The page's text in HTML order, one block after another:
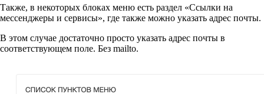
Также, в некоторых блоках меню есть раздел «Ссылки на
мессенджеры и сервисы», где также можно указать адрес почты.
В этом случае достаточно просто указать адрес почты в
соответствующем поле. Без mailto.